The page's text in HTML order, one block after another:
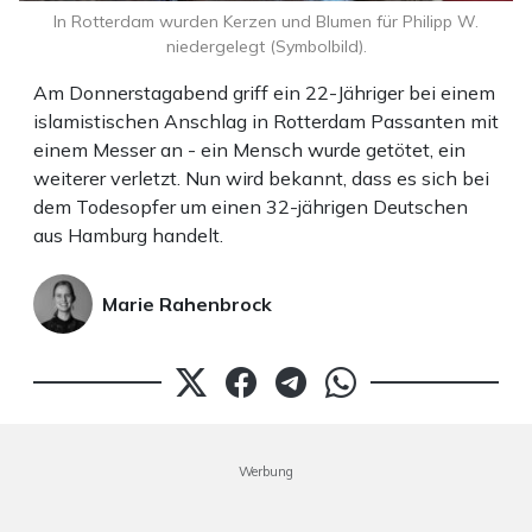
Am Donnerstagabend griff ein 22-Jähriger bei einem
islamistischen Anschlag in Rotterdam Passanten mit
einem Messer an - ein Mensch wurde getötet, ein
weiterer verletzt. Nun wird bekannt, dass es sich bei
dem Todesopfer um einen 32-jährigen Deutschen
aus Hamburg handelt.
Marie Rahenbrock
In Rotterdam wurden Kerzen und Blumen für Philipp W.
niedergelegt (Symbolbild).
Werbung